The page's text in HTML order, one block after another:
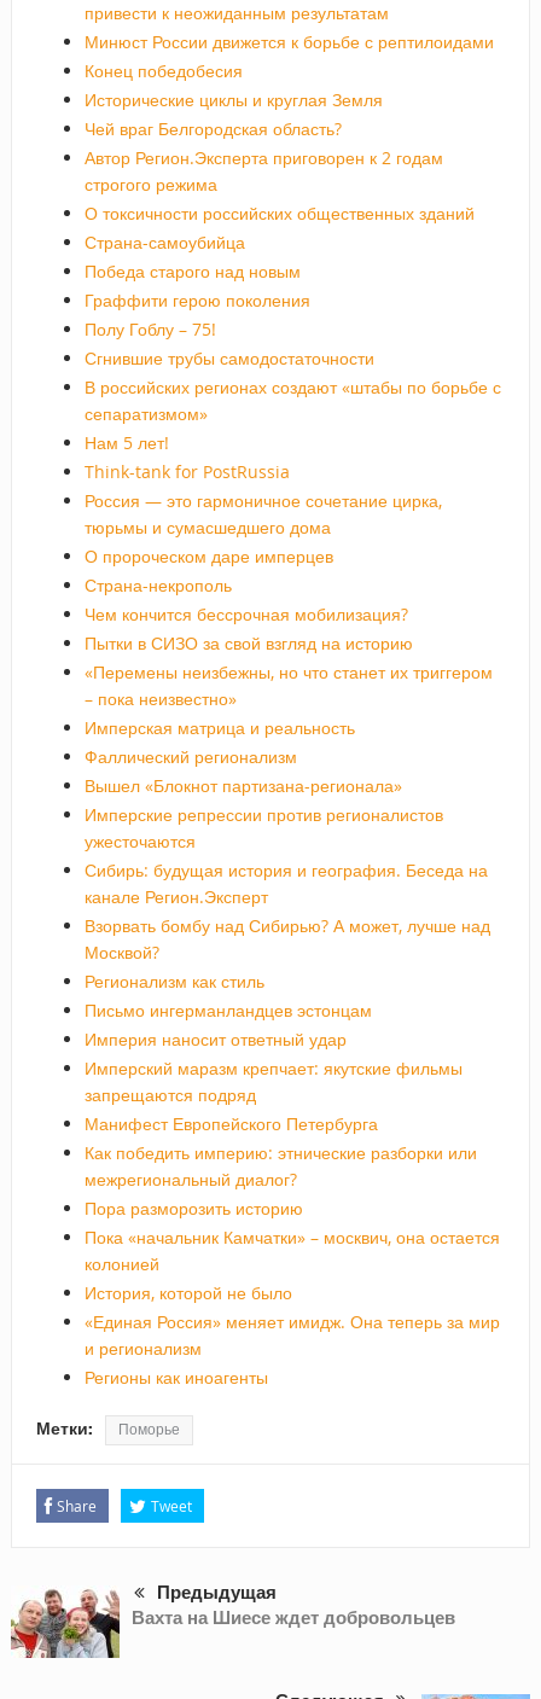
привести к неожиданным результатам
Минюст России движется к борьбе с рептилоидами
Конец победобесия
Исторические циклы и круглая Земля
Чей враг Белгородская область?
Автор Регион.Эксперта приговорен к 2 годам
строгого режима
О токсичности российских общественных зданий
Страна-самоубийца
Победа старого над новым
Граффити герою поколения
Полу Гоблу – 75!
Сгнившие трубы самодостаточности
В российских регионах создают «штабы по борьбе с
сепаратизмом»
Нам 5 лет!
Think-tank for PostRussia
Россия — это гармоничное сочетание цирка,
тюрьмы и сумасшедшего дома
О пророческом даре имперцев
Страна-некрополь
Чем кончится бессрочная мобилизация?
Пытки в СИЗО за свой взгляд на историю
«Перемены неизбежны, но что станет их триггером
– пока неизвестно»
Имперская матрица и реальность
Фаллический регионализм
Вышел «Блокнот партизана-регионала»
Имперские репрессии против регионалистов
ужесточаются
Сибирь: будущая история и география. Беседа на
канале Регион.Эксперт
Взорвать бомбу над Сибирью? А может, лучше над
Москвой?
Регионализм как стиль
Письмо ингерманландцев эстонцам
Империя наносит ответный удар
Имперский маразм крепчает: якутские фильмы
запрещаются подряд
Манифест Европейского Петербурга
Как победить империю: этнические разборки или
межрегиональный диалог?
Пора разморозить историю
Пока «начальник Камчатки» – москвич, она остается
колонией
История, которой не было
«Единая Россия» меняет имидж. Она теперь за мир
и регионализм
Регионы как иноагенты
Метки: Поморье
Share Tweet
Предыдущая
Вахта на Шиесе ждет добровольцев